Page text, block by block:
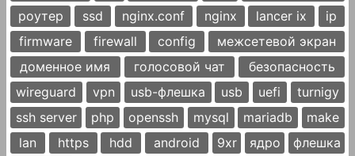
роутер
ssd nginx.conf nginx lancer ix
ip
firmware
firewall config
межсетевой экран
доменное имя
голосовой чат
безопасность
wireguard
vpn usb-флешка usb uefi
turnigy
ssh server
php openssh mysql mariadb
make
lan
https hdd android 9xr ядро
флешка